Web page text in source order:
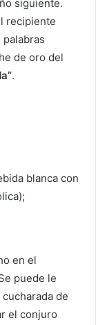
siguiente.
recipiente
de oro del
.
blanca con
en el
puede le
de
el conjuro